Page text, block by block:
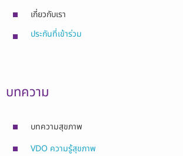
เกี่ยวกับเรา
ประกันที่เข้าร่วม
บทความ
บทความสุขภาพ
VDO ความรู้สุขภาพ